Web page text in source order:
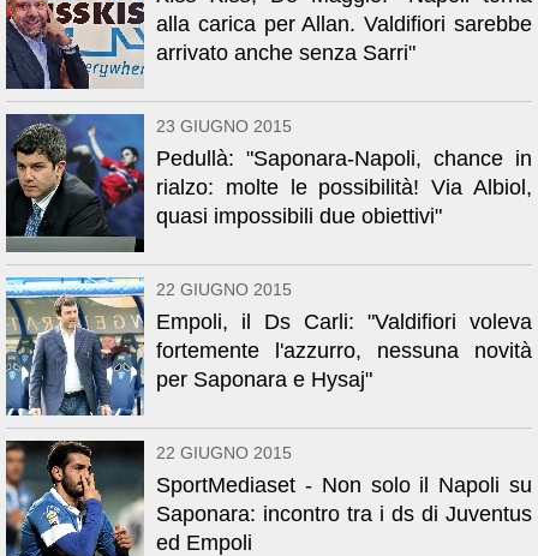
alla carica per Allan. Valdifiori sarebbe
arrivato anche senza Sarri"
23 GIUGNO 2015
Pedullà: "Saponara-Napoli, chance in
rialzo: molte le possibilità! Via Albiol,
quasi impossibili due obiettivi"
22 GIUGNO 2015
Empoli, il Ds Carli: "Valdifiori voleva
fortemente l'azzurro, nessuna novità
per Saponara e Hysaj"
22 GIUGNO 2015
SportMediaset - Non solo il Napoli su
Saponara: incontro tra i ds di Juventus
ed Empoli